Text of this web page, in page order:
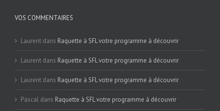
VOS COMMENTAIRES
Laurent dans Raquette à SFL votre programme à découvrir
Laurent dans Raquette à SFL votre programme à découvrir
Laurent dans Raquette à SFL votre programme à découvrir
Pascal dans Raquette à SFL votre programme à découvrir